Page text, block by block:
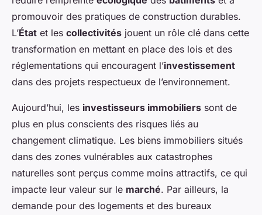
promouvoir des pratiques de construction durables.
L’État et les collectivités jouent un rôle clé dans cette
transformation en mettant en place des lois et des
réglementations qui encouragent l’investissement
dans des projets respectueux de l’environnement.
Aujourd’hui, les investisseurs immobiliers sont de
plus en plus conscients des risques liés au
changement climatique. Les biens immobiliers situés
dans des zones vulnérables aux catastrophes
naturelles sont perçus comme moins attractifs, ce qui
impacte leur valeur sur le marché. Par ailleurs, la
demande pour des logements et des bureaux